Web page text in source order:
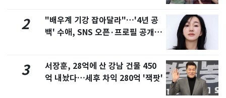
2
"배우계 기강 잡아달라"…'4년 공
백' 수애, SNS 오픈·프로필 공개
3
서장훈, 28억에 산 강남 건물 450
억 내놨다…세후 차익 280억 '잭팟'